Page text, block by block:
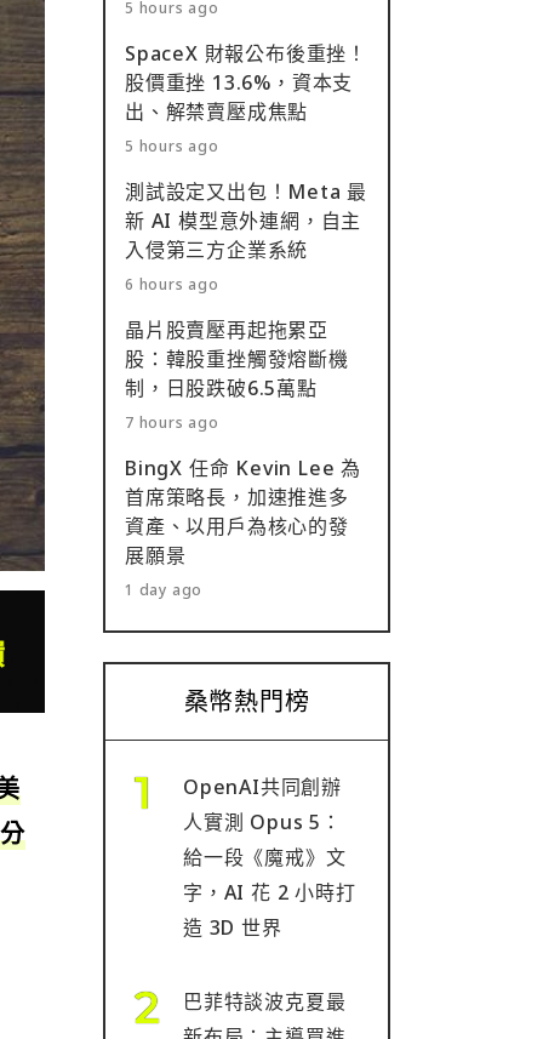
5 hours ago
SpaceX 財報公布後重挫！
股價重挫 13.6%，資本支
出、解禁賣壓成焦點
5 hours ago
測試設定又出包！Meta 最
新 AI 模型意外連網，自主
入侵第三方企業系統
6 hours ago
晶片股賣壓再起拖累亞
股：韓股重挫觸發熔斷機
制，日股跌破6.5萬點
7 hours ago
BingX 任命 Kevin Lee 為
首席策略長，加速推進多
資產、以用戶為核心的發
展願景
1 day ago
桑幣熱門榜
OpenAI共同創辦
人實測 Opus 5：
給一段《魔戒》文
字，AI 花 2 小時打
造 3D 世界
巴菲特談波克夏最